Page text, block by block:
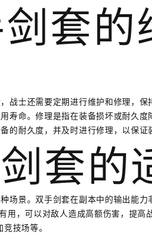
套的
战士还需要定期进行维护和修理，保
寿命。修理是指在装备损坏或耐久
的耐久度，并及时进行修理，以保证
套的
场景。双手剑套在副本中的输出能
用，可以对敌人造成高额伤害，提
技场等。